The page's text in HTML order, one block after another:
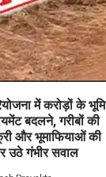
में करोड़ों के भूमि
बदलने, गरीबों की
और भूमाफियाओं की
उठे गंभीर सवाल